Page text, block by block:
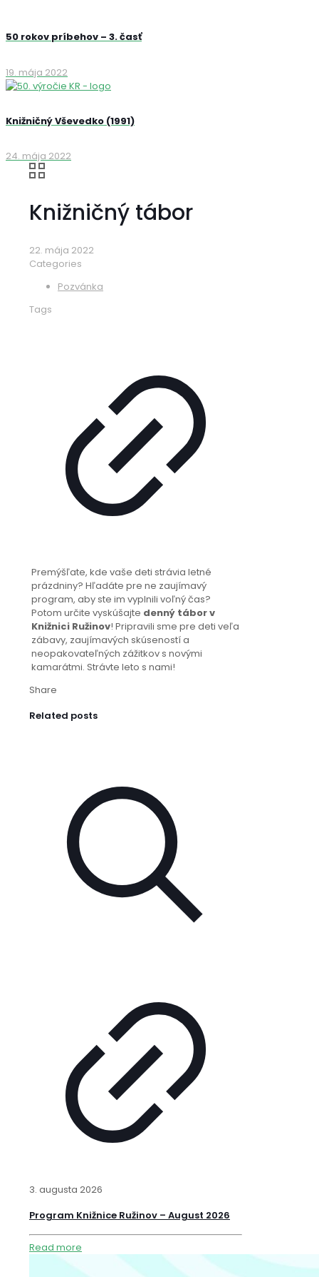
50 rokov príbehov – 3. časť
19. mája 2022
Knižničný Vševedko (1991)
24. mája 2022
Knižničný tábor
22. mája 2022
Categories
Pozvánka
Tags
Premýšľate, kde vaše deti strávia letné
prázdniny? Hľadáte pre ne zaujímavý
program, aby ste im vyplnili voľný čas?
Potom určite vyskúšajte denný tábor v
Knižnici Ružinov! Pripravili sme pre deti veľa
zábavy, zaujímavých skúseností a
neopakovateľných zážitkov s novými
kamarátmi. Strávte leto s nami!
Share
Related posts
3. augusta 2026
Program Knižnice Ružinov – August 2026
Read more